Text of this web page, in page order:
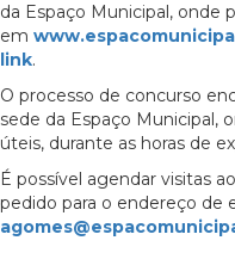
da Espaço Municipal, onde
em
link.
O processo de concurso
sede da Espaço Municipal,
úteis, durante as horas de
É possível agendar visitas
pedido para o endereço de